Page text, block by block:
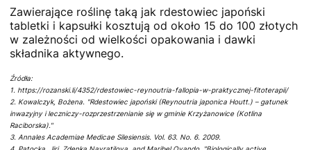
Zawierające roślinę taką jak rdestowiec japoński
tabletki i kapsułki kosztują od około 15 do 100 złotych
w zależności od wielkości opakowania i dawki
składnika aktywnego.
Źródła:
1. https://rozanski.li/4352/rdestowiec-reynoutria-fallopia-w-praktycznej-fitoterapii/
2. Kowalczyk, Bożena. "Rdestowiec japoński (Reynoutria japonica Houtt.) – gatunek
inwazyjny i leczniczy-rozprzestrzenianie się w gminie Krzyżanowice (Kotlina
Raciborska)."
3. Annales Academiae Medicae Silesiensis. Vol. 63. No. 6. 2009.